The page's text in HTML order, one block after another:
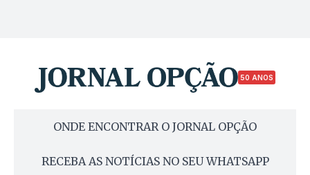
50 ANOS
ONDE ENCONTRAR O JORNAL OPÇÃO
RECEBA AS NOTÍCIAS NO SEU WHATSAPP